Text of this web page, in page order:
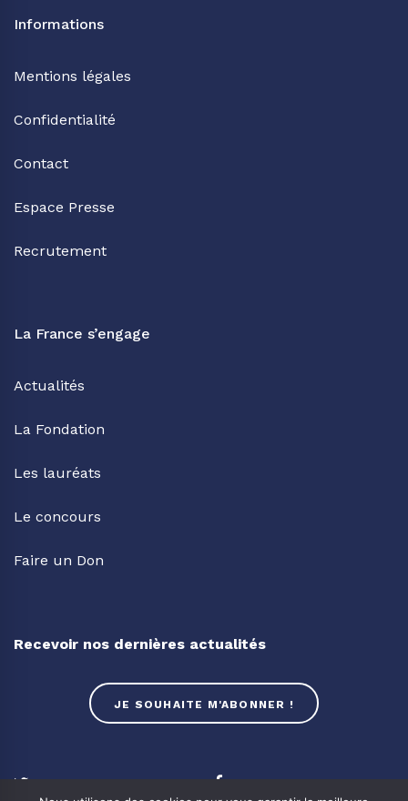
Informations
Mentions légales
Confidentialité
Contact
Espace Presse
Recrutement
La France s’engage
Actualités
La Fondation
Les lauréats
Le concours
Faire un Don
Recevoir nos dernières actualités
JE SOUHAITE M'ABONNER !
Twitter Facebook